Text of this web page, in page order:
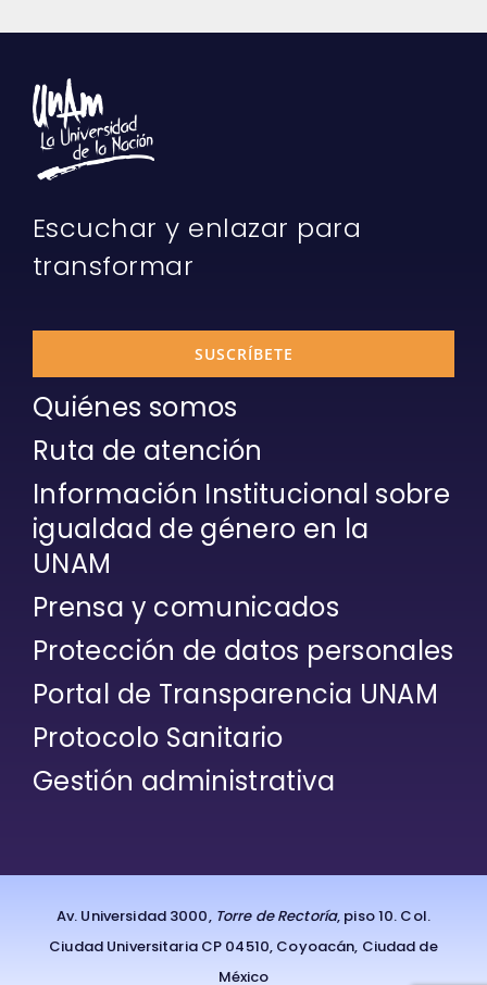
Escuchar y enlazar para
transformar
SUSCRÍBETE
Quiénes somos
Ruta de atención
Información Institucional sobre
igualdad de género en la
UNAM
Prensa y comunicados
Protección de datos personales
Portal de Transparencia UNAM
Protocolo Sanitario
Gestión administrativa
Av. Universidad 3000, Torre de Rectoría, piso 10. Col.
Ciudad Universitaria CP 04510, Coyoacán, Ciudad de
México